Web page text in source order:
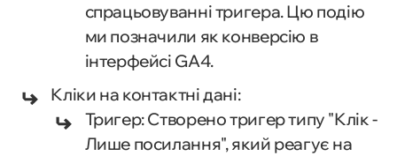
спрацьовуванні тригера. Цю подію
ми позначили як конверсію в
інтерфейсі GA4.
Кліки на контактні дані:
Тригер: Створено тригер типу "Клік -
Лише посилання", який реагує на